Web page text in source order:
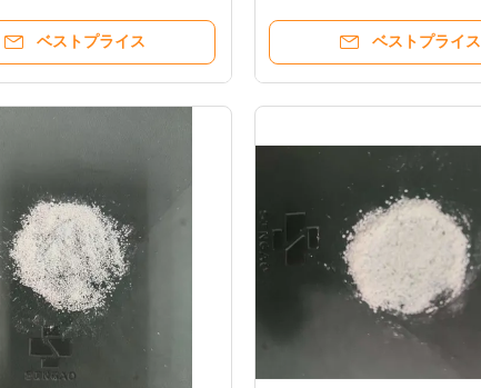
ベストプライス ベストプライス